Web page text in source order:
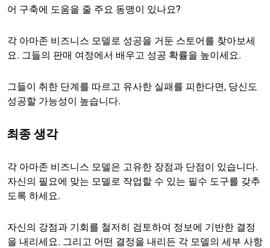
어 구축에 도움을 줄 주요 동맹이 있나요?
각 아마존 비즈니스 모델로 성공을 거둔 스토어를 찾아보세
요. 그들의 판매 여정에서 배우고 성공 확률을 높이세요.
그들이 취한 단계를 따르고 유사한 실패를 피한다면, 당신도
성공할 가능성이 높습니다.
최종 생각
각 아마존 비즈니스 모델은 고유한 장점과 단점이 있습니다.
자신의 필요에 맞는 모델로 작업할 수 있는 필수 도구를 갖추
도록 하세요.
자신의 강점과 기회를 철저히 검토하여 정보에 기반한 결정
을 내리세요. 그리고 어떤 결정을 내리든 각 모델의 세부 사항